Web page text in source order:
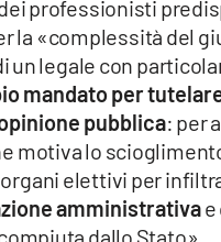
professionisti
la «complessità del
un legale con
mandato per
pubblica: per
motiva lo
elettivi per
amministrativa